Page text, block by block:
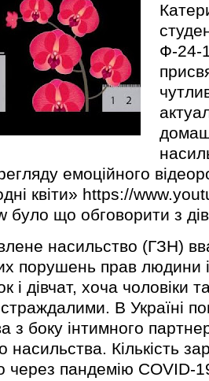
Ф-24-
емоційного
квіти» https://
було що обговорити з
насильство (ГЗН)
порушень прав людини
і дівчат, хоча чоловіки
В Україні
з боку інтимного
насильства. Кількість
через пандемію COVID-